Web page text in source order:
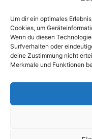
Um dir ein optimales
Cookies, um
Wenn du diesen
Surfverhalten oder
deine Zustimmung nicht
Merkmale und Funktionen
Copyright